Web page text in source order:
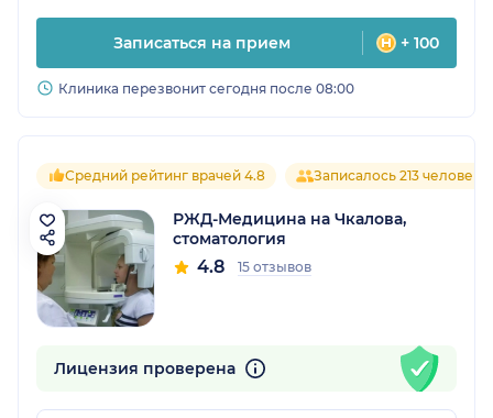
Записаться на прием + 100
Клиника перезвонит сегодня после 08:00
Средний рейтинг врачей 4.8 Записалось 213 человек
РЖД-Медицина на Чкалова,
cтоматология
4.8 15 отзывов
Лицензия проверена